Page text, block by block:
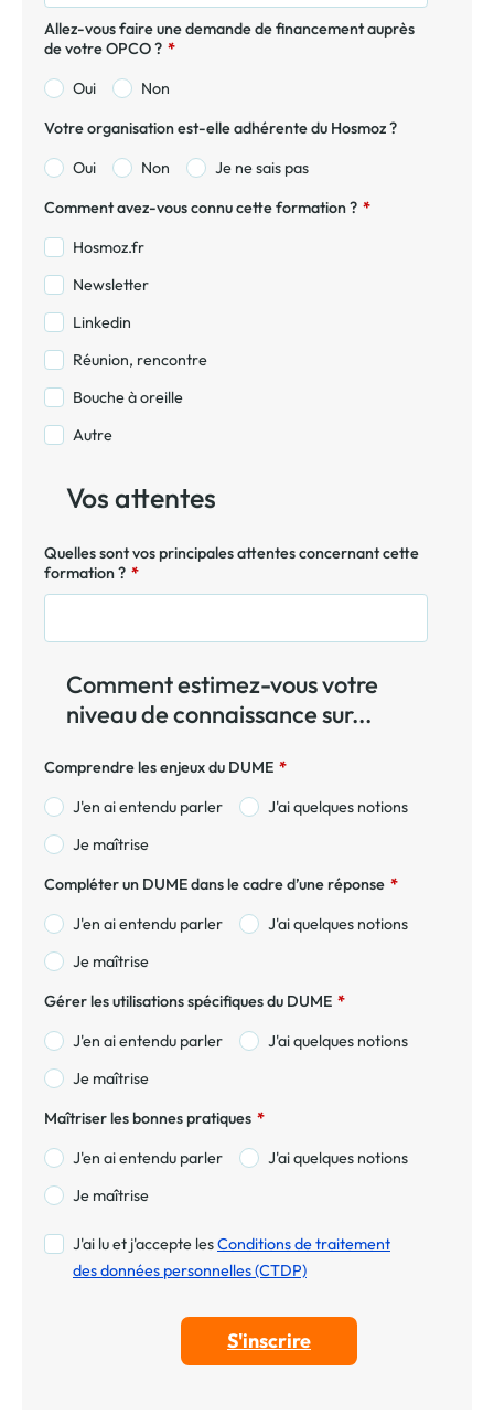
Allez-vous faire une demande de financement auprès
de votre OPCO ? *
Oui
Non
Votre organisation est-elle adhérente du Hosmoz ?
Oui
Non
Je ne sais pas
Comment avez-vous connu cette formation ? *
Hosmoz.fr
Newsletter
Linkedin
Réunion, rencontre
Bouche à oreille
Autre
Vos attentes
Quelles sont vos principales attentes concernant cette
formation ? *
Comment estimez-vous votre
niveau de connaissance sur...
Comprendre les enjeux du DUME *
J'en ai entendu parler
J'ai quelques notions
Je maîtrise
Compléter un DUME dans le cadre d’une réponse *
J'en ai entendu parler
J'ai quelques notions
Je maîtrise
Gérer les utilisations spécifiques du DUME *
J'en ai entendu parler
J'ai quelques notions
Je maîtrise
Maîtriser les bonnes pratiques *
J'en ai entendu parler
J'ai quelques notions
Je maîtrise
J'ai lu et j'accepte lesConditions de traitement
des données personnelles (CTDP)